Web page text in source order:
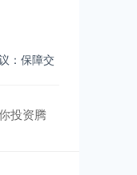
：保障交
投资腾